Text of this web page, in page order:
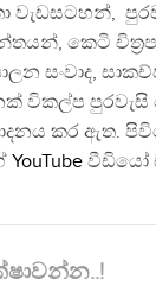
වැඩසටහන්,
කෙටි
සංවාද,
විකල්ප පුරවැසි
කර ඇත.
YouTube වීඩියෝ